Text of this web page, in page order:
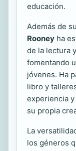
educación.
Además de
Rooney ha
de la lectura
fomentando
jóvenes. Ha
libro y
experiencia
su propia
La
los géneros